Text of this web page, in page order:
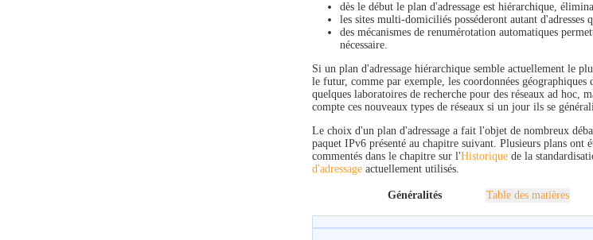
dès le début le plan d'adressage est hiérarchique,
les sites multi-domiciliés posséderont autant
des mécanismes de renumérotation automatiques
nécessaire.
Si un plan d'adressage hiérarchique semble actuellement le
le futur, comme par exemple, les coordonnées
quelques laboratoires de recherche pour des réseaux ad hoc,
compte ces nouveaux types de réseaux si un jour ils se
Le choix d'un plan d'adressage a fait l'objet de nombreux
paquet IPv6 présenté au chapitre suivant. Plusieurs plans ont
commentés dans le chapitre sur l'Historique de la
d'adressage actuellement utilisés.
Généralités Table des matières